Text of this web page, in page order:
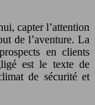
capter l’attention
de l’aventure. La
en clients
est le texte de
de sécurité et